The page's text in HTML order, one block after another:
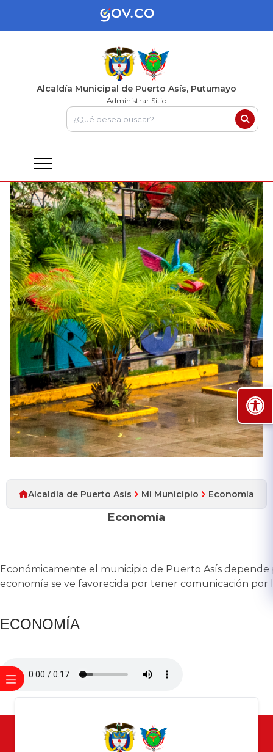
Alcaldía Municipal de Puerto Asís, Putumayo
Administrar Sitio
Alcaldía de Puerto Asís Mi Municipio Economía
Economía
​Económicamente el municipio de Puerto Asís
economía se ve favorecida por tener comunicación por
​ECONOMÍA​